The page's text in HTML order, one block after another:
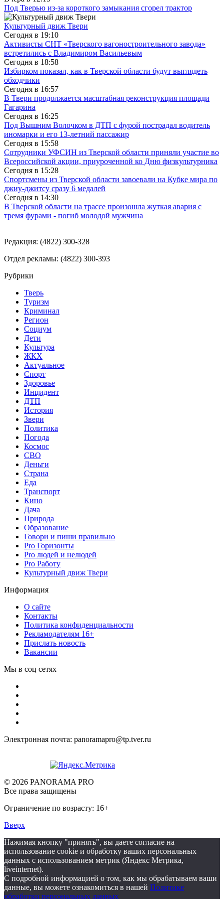
Под Тверью из-за короткого замыкания сгорел трактор
Культурный движ Твери
Сегодня в 19:10
Активисты СНТ «Тверского вагоностроительного завода»
встретились с Владимиром Васильевым
Сегодня в 18:58
Избирком показал, как в Тверской области будут выглядеть
обходчики
Сегодня в 16:57
В Твери продолжается масштабная реконструкция площади
Гагарина
Сегодня в 16:25
Под Вышним Волочком в ДТП с фурой пострадал водитель
иномарки и его 13-летний пассажир
Сегодня в 15:58
Сотрудники УФСИН из Тверской области приняли участие во
Всероссийской акции, приуроченной ко Дню физкультурника
Сегодня в 15:28
Спортсмены из Тверской области завоевали на Кубке мира по
джиу-джитсу сразу 6 медалей
Сегодня в 14:30
В Тверской области на трассе произошла жуткая авария с
тремя фурами - погиб молодой мужчина
Редакция: (4822) 300-328
Отдел рекламы: (4822) 300-393
Рубрики
Тверь
Туризм
Криминал
Регион
Социум
Дети
Культура
ЖКХ
Актуальное
Спорт
Здоровье
Инцидент
ДТП
История
Звери
Политика
Погода
Космос
СВО
Деньги
Страна
Еда
Транспорт
Кино
Дача
Природа
Образование
Говори и пиши правильно
Pro Горизонты
Pro людей и нелюдей
Pro Работу
Культурный движ Твери
Информация
О сайте
Контакты
Политика конфиденциальности
Рекламодателям 16+
Прислать новость
Вакансии
Мы в соц сетях
Электронная почта: panoramapro@tp.tver.ru
© 2026 PANORAMA PRO
Все права защищены
Ограничение по возрасту: 16+
Вверх
Нажимая кнопку "принять", вы даете согласие на
использование cookie и обработку ваших персональных
данных с использованием метрик (Яндекс Метрика,
liveinternet).
С подробной информацией о том, как мы обрабатываем ваши
данные, вы можете ознакомиться в нашей Политике
обработки персональных данных